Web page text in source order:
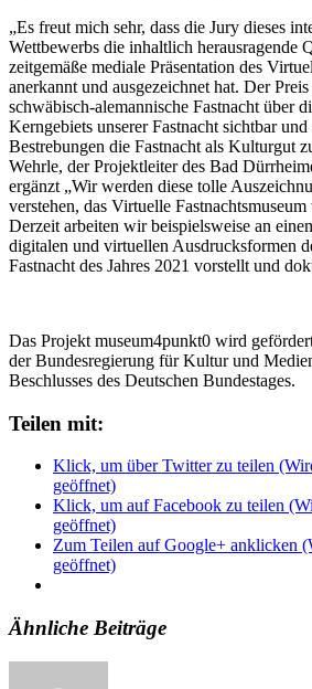
„Es freut mich sehr, dass die Jury dieses
Wettbewerbs die inhaltlich herausragende
zeitgemäße mediale Präsentation des
anerkannt und ausgezeichnet hat. Der
schwäbisch-alemannische Fastnacht über
Kerngebiets unserer Fastnacht sichtbar
Bestrebungen die Fastnacht als Kulturgut
Wehrle, der Projektleiter des Bad
ergänzt „Wir werden diese tolle
verstehen, das Virtuelle
Derzeit arbeiten wir beispielsweise an
digitalen und virtuellen Ausdrucksformen
Fastnacht des Jahres 2021 vorstellt und
Das Projekt museum4punkt0 wird
der Bundesregierung für Kultur und
Beschlusses des Deutschen Bundestages.
Teilen mit:
Klick, um über Twitter zu teilen
geöffnet)
Klick, um auf Facebook zu teilen
geöffnet)
Zum Teilen auf Google+ anklicken
geöffnet)
Ähnliche Beiträge